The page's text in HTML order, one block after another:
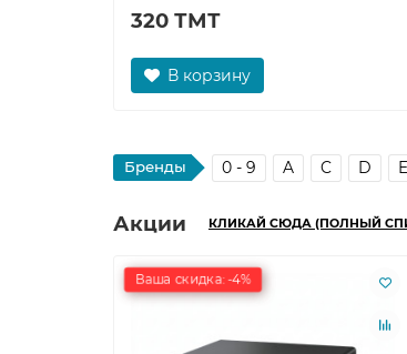
320 ТМТ
В корзину
Бренды 0 - 9 A C D E
Акции КЛИКАЙ СЮДА (ПОЛНЫЙ
Ваша скидка: -4%